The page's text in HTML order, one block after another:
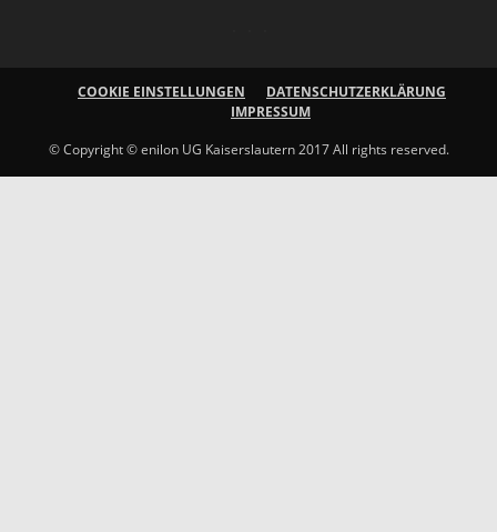
COOKIE EINSTELLUNGEN
DATENSCHUTZERKLÄRUNG
IMPRESSUM
© Copyright © enilon UG Kaiserslautern 2017 All rights reserved.